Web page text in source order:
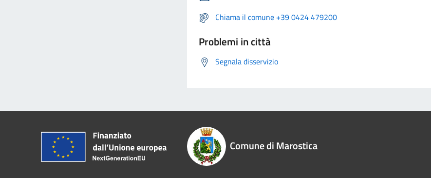
Chiama il comune +39 0424 479200
Problemi in città
Segnala disservizio
Comune di Marostica